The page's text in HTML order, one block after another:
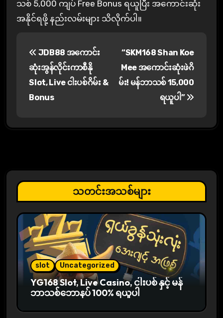
သစ် 5,000 ကျပ် Free Bonus ရယူပြီး အကောင်းဆုံး
အနိုင်ရဖို့ နည်းလမ်းများ သိလိုက်ပါ။
n
i
g
a
t
i
n
JDB88 အကောင်း
ဆုံးအွန်လိုင်းကာစီနို
Slot, Live ငါးပစ်ဂိမ်း &
Bonus
“SKM168 Shan Koe
Mee အကောင်းဆုံးဖဲဂိ
မ်း! မန်ဘာသစ် 15,000
ရယူပါ”
သတင်းအသစ်များ
slot Uncategorized
YG168 Slot, Live Casino, ငါးပစ် နှင့် မန်
ဘာသစ်ဘောနပ် 100% ရယူပါ